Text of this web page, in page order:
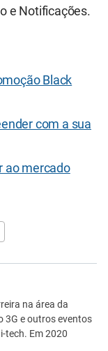
e Notificações.
Black
com a sua
ao mercado
procurona área da
3G e outros eventos
tech. Em 2020